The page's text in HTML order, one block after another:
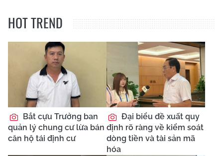
HOT TREND
Bắt cựu Trưởng ban
quản lý chung cư lừa bán
căn hộ tái định cư
Đại biểu đề xuất quy
định rõ ràng về kiểm soát
dòng tiền và tài sản mã
hóa